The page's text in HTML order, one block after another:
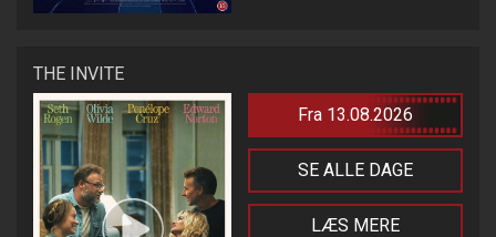
THE INVITE
Fra 13.08.2026
SE ALLE DAGE
LÆS MERE